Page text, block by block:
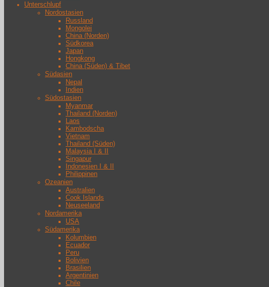
Unterschlupf
Nordostasien
Russland
Mongolei
China (Norden)
Südkorea
Japan
Hongkong
China (Süden) & Tibet
Südasien
Nepal
Indien
Südostasien
Myanmar
Thailand (Norden)
Laos
Kambodscha
Vietnam
Thailand (Süden)
Malaysia I & II
Singapur
Indonesien I & II
Philippinen
Ozeanien
Australien
Cook Islands
Neuseeland
Nordamerika
USA
Südamerika
Kolumbien
Ecuador
Peru
Bolivien
Brasilien
Argentinien
Chile